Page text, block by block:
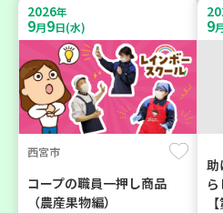
2026年
9月9日(水)
西宮市
コープの職員一押し商品
（農産果物編）
9
助